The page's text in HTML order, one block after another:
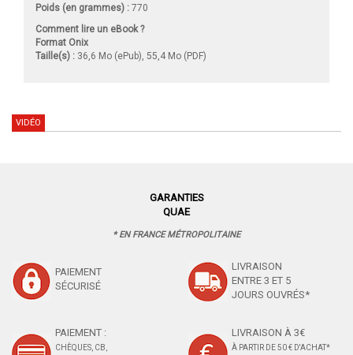
Poids (en grammes) : 770
Comment lire un eBook ?
Format Onix
Taille(s) : 36,6 Mo (ePub), 55,4 Mo (PDF)
VIDÉO
GARANTIES
QUAE
* EN FRANCE MÉTROPOLITAINE
PAIEMENT
SÉCURISÉ
LIVRAISON
ENTRE 3 ET 5
JOURS OUVRÉS*
PAIEMENT :
CHÈQUES, CB,
LIVRAISON À 3€
À PARTIR DE 50 € D'ACHAT*